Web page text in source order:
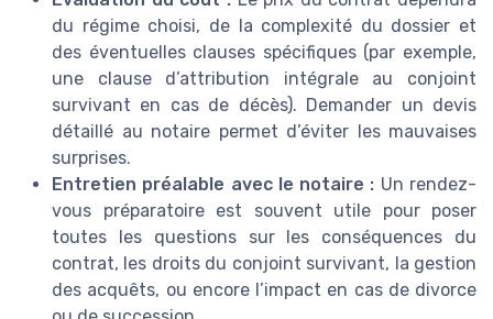
du régime choisi, de la complexité du dossier et
des éventuelles clauses spécifiques (par exemple,
une clause d’attribution intégrale au conjoint
survivant en cas de décès). Demander un devis
détaillé au notaire permet d’éviter les mauvaises
surprises.
Entretien préalable avec le notaire : Un rendez-
vous préparatoire est souvent utile pour poser
toutes les questions sur les conséquences du
contrat, les droits du conjoint survivant, la gestion
des acquêts, ou encore l’impact en cas de divorce